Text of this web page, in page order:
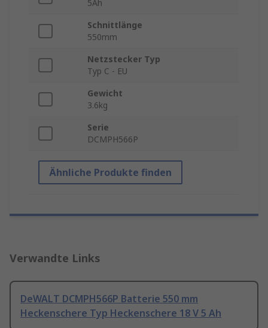
5Ah
Schnittlänge
550mm
Netzstecker Typ
Typ C - EU
Gewicht
3.6kg
Serie
DCMPH566P
Ähnliche Produkte finden
Verwandte Links
DeWALT DCMPH566P Batterie 550 mm
Heckenschere Typ Heckenschere 18 V 5 Ah